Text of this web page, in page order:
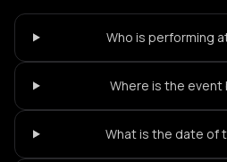
Who is performing
Where is the event
What is the date of